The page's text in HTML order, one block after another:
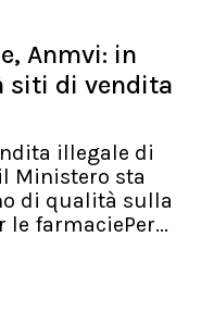
Anmvi: in
siti di vendita
illegale di
Ministero sta
di qualità sulla
farmaciePer...